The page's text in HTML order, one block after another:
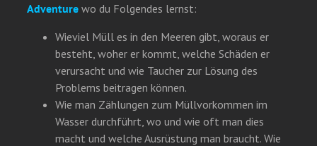
Adventure wo du Folgendes lernst:
Wieviel Müll es in den Meeren gibt, woraus er
besteht, woher er kommt, welche Schäden er
verursacht und wie Taucher zur Lösung des
Problems beitragen können.
Wie man Zählungen zum Müllvorkommen im
Wasser durchführt, wo und wie oft man dies
macht und welche Ausrüstung man braucht. Wie